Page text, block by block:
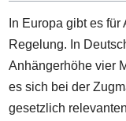
In Europa gibt es
Regelung. In
Anhängerhöhe vier
es sich bei der
gesetzlich